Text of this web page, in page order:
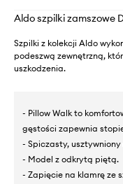
Aldo szpilki zamszowe
Szpilki z kolekcji Aldo
podeszwą zewnętrzną,
uszkodzenia.
- Pillow Walk to
gęstości zapewnia
- Spiczasty, usztywniony
- Model z odkrytą piętą.
- Zapięcie na klamrę ze